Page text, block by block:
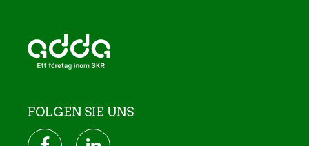
FOLGEN SIE UNS